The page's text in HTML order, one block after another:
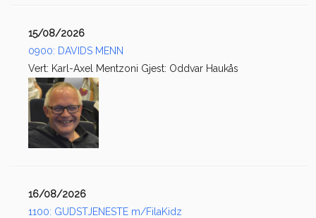
15/08/2026
0900: DAVIDS MENN
Vert: Karl-Axel Mentzoni Gjest: Oddvar Haukås
16/08/2026
1100: GUDSTJENESTE m/FilaKidz